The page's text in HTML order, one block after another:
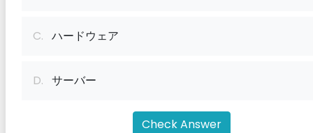
C. ハードウェア
D. サーバー
Check Answer